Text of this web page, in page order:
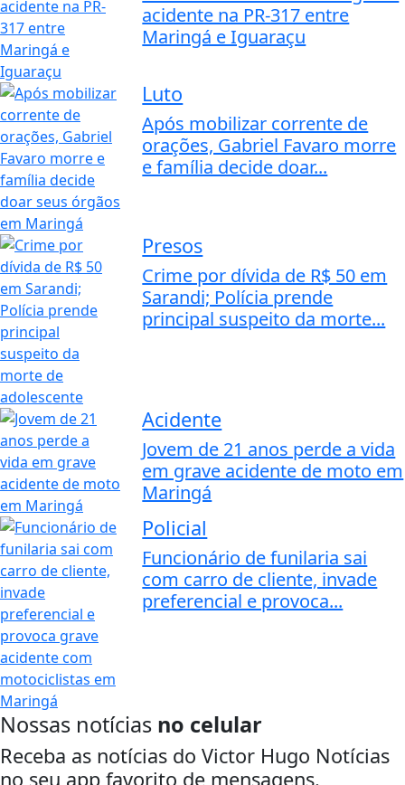
acidente na PR-317 entre
Maringá e Iguaraçu
Luto
Após mobilizar corrente de
orações, Gabriel Favaro morre
e família decide doar...
Presos
Crime por dívida de R$ 50 em
Sarandi; Polícia prende
principal suspeito da morte...
Acidente
Jovem de 21 anos perde a vida
em grave acidente de moto em
Maringá
Policial
Funcionário de funilaria sai
com carro de cliente, invade
preferencial e provoca...
Nossas notícias no celular
Receba as notícias do Victor Hugo Notícias
no seu app favorito de mensagens.